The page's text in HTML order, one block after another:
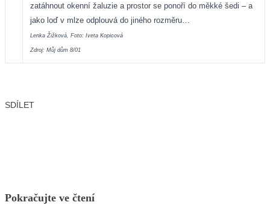
zatáhnout okenní žaluzie a prostor se ponoří do měkké šedi – a
jako loď v mlze odplouvá do jiného rozměru…
Lenka Žižková, Foto: Iveta Kopicová
Zdroj: Můj dům 8/01
SDÍLET
Pokračujte ve čtení